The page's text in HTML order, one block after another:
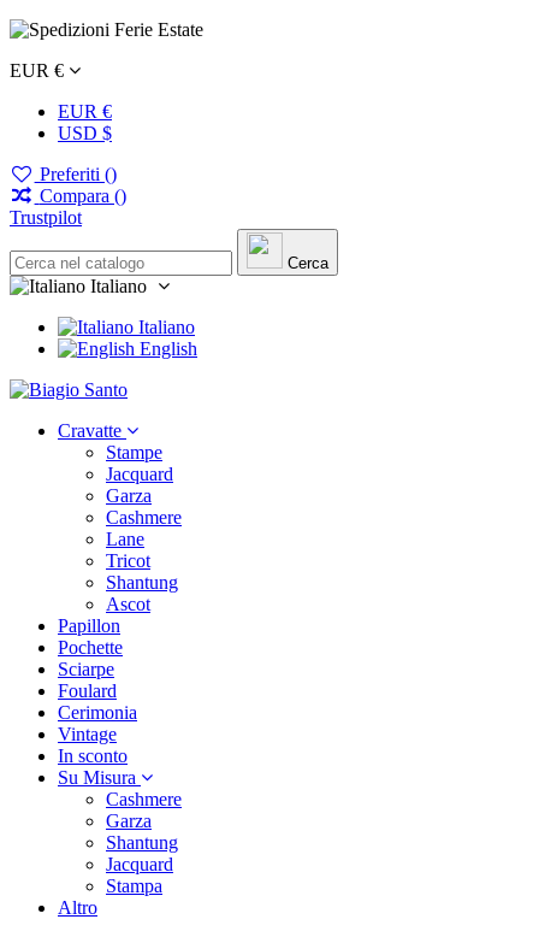
EUR €
EUR €
USD $
Preferiti ()
Compara ()
Trustpilot
Cerca
Italiano
Italiano
English
Cravatte
Stampe
Jacquard
Garza
Cashmere
Lane
Tricot
Shantung
Ascot
Papillon
Pochette
Sciarpe
Foulard
Cerimonia
Vintage
In sconto
Su Misura
Cashmere
Garza
Shantung
Jacquard
Stampa
Altro